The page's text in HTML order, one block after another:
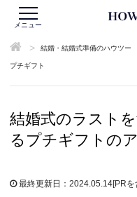
メニュー
> 結婚・結婚式準備のハウツー
プチギフト
結婚式のラスト
るプチギフトの
最終更新日：2024.05.14[PRを